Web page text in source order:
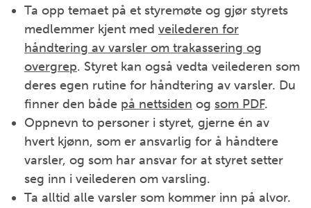
Ta opp temaet på et styremøte og gjør styrets
medlemmer kjent med veilederen for
håndtering av varsler om trakassering og
overgrep. Styret kan også vedta veilederen som
deres egen rutine for håndtering av varsler. Du
finner den både på nettsiden og som PDF.
Oppnevn to personer i styret, gjerne én av
hvert kjønn, som er ansvarlig for å håndtere
varsler, og som har ansvar for at styret setter
seg inn i veilederen om varsling.
Ta alltid alle varsler som kommer inn på alvor.